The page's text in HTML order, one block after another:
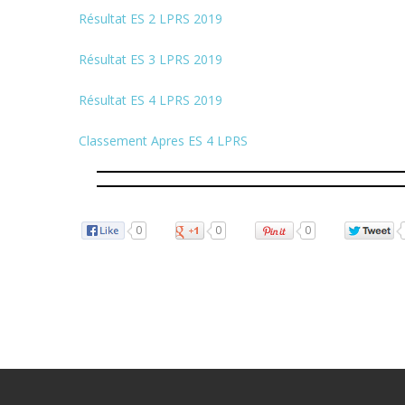
Résultat ES 2 LPRS 2019
Résultat ES 3 LPRS 2019
Résultat ES 4 LPRS 2019
Classement Apres ES 4 LPRS
0 0 0